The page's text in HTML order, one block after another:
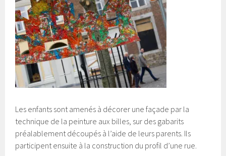
Les enfants sont amenés à décorer une façade par la
technique de la peinture aux billes, sur des gabarits
préalablement découpés à l’aide de leurs parents. Ils
participent ensuite à la construction du profil d’une rue.